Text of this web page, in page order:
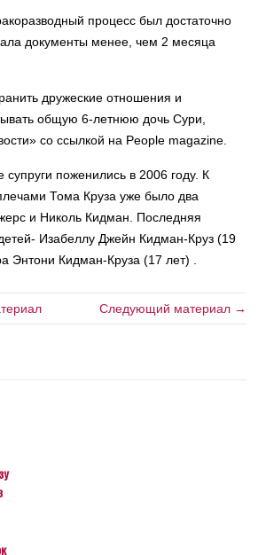
процесс был достаточно
документы менее, чем 2 месяца
дружеские отношения и
общую 6-летнюю дочь Сури,
со ссылкой на People magazine.
поженились в 2006 году. К
Тома Круза уже было два
и Николь Кидман. Последняя
Изабеллу Джейн Кидман-Круз (19
Энтони Кидман-Круза (17 лет) .
Следующий материал →